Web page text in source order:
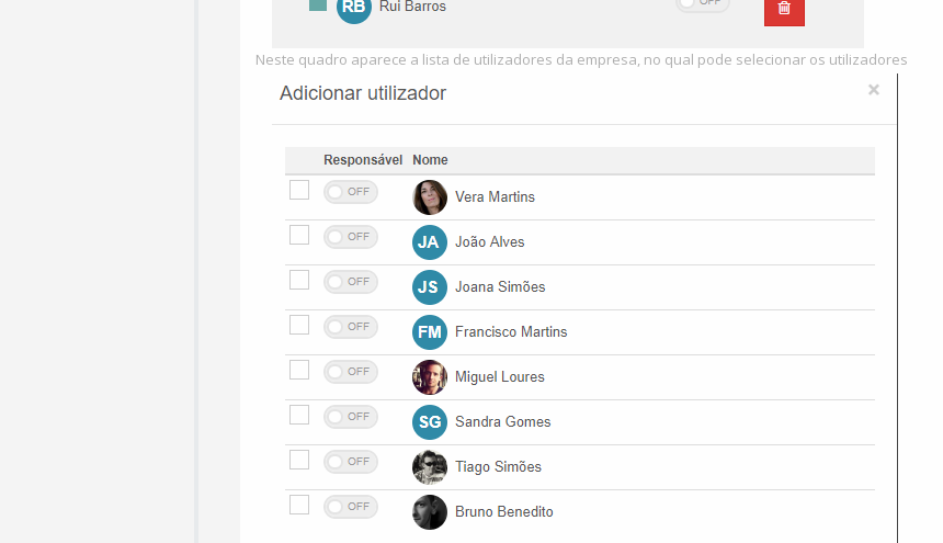
Neste quadro aparece a lista de utilizadores da empresa, no qual pode selecionar os utilizadores